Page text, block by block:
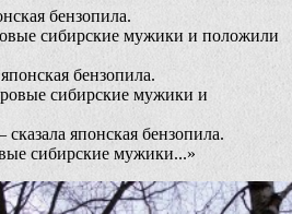
бензопила.
сибирские мужики и положили
бензопила.
сибирские мужики и
японская бензопила.
сибирские мужики...»